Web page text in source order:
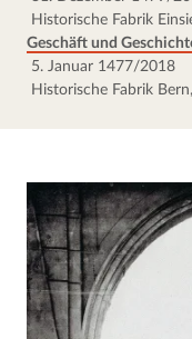
Historische Fabrik
Geschäft und
5. Januar 1477/2018
Historische Fabrik